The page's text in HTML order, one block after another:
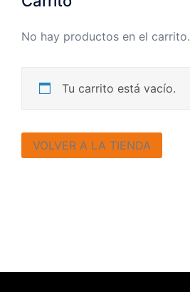
No hay productos en el carrito.
Tu carrito está vacío.
VOLVER A LA TIENDA